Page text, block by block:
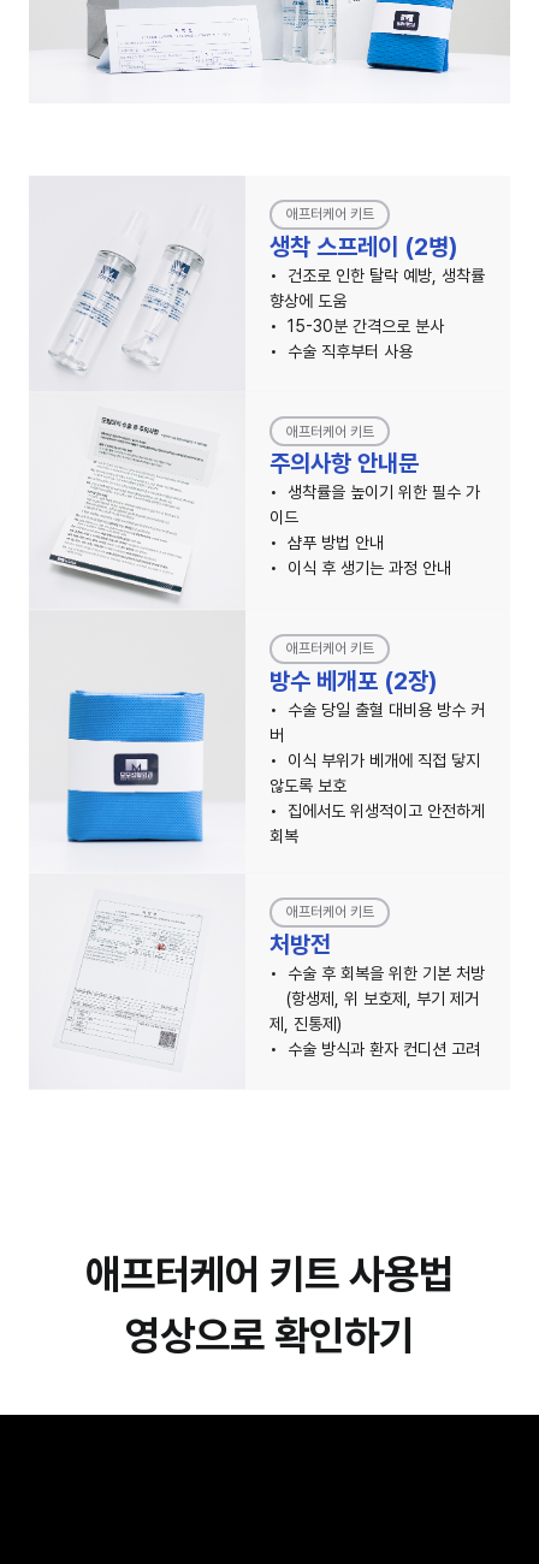
애프터케어 키트
생착 스프레이 (2병)
건조로 인한 탈락 예방, 생착률
향상에 도움
15-30분 간격으로 분사
수술 직후부터 사용
애프터케어 키트
주의사항 안내문
생착률을 높이기 위한 필수 가
이드
샴푸 방법 안내
이식 후 생기는 과정 안내
애프터케어 키트
방수 베개포 (2장)
수술 당일 출혈 대비용 방수 커
버
이식 부위가 베개에 직접 닿지
않도록 보호
집에서도 위생적이고 안전하게
회복
애프터케어 키트
처방전
수술 후 회복을 위한 기본 처방
(항생제, 위 보호제, 부기 제거
제, 진통제)
수술 방식과 환자 컨디션 고려
애프터케어 키트 사용법
영상으로 확인하기